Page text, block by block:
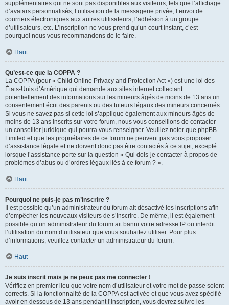
supplémentaires qui ne sont pas disponibles aux visiteurs, tels que l’affichage
d’avatars personnalisés, l’utilisation de la messagerie privée, l’envoi de
courriers électroniques aux autres utilisateurs, l’adhésion à un groupe
d’utilisateurs, etc. L’inscription ne vous prend qu’un court instant, c’est
pourquoi nous vous recommandons de le faire.
Haut
Qu’est-ce que la COPPA ?
La COPPA (pour « Child Online Privacy and Protection Act ») est une loi des
États-Unis d’Amérique qui demande aux sites internet collectant
potentiellement des informations sur les mineurs âgés de moins de 13 ans un
consentement écrit des parents ou des tuteurs légaux des mineurs concernés.
Si vous ne savez pas si cette loi s’applique également aux mineurs âgés de
moins de 13 ans inscrits sur votre forum, nous vous conseillons de contacter
un conseiller juridique qui pourra vous renseigner. Veuillez noter que phpBB
Limited et que les propriétaires de ce forum ne peuvent pas vous proposer
d’assistance légale et ne doivent donc pas être contactés à ce sujet, excepté
lorsque l’assistance porte sur la question « Qui dois-je contacter à propos de
problèmes d’abus ou d’ordres légaux liés à ce forum ? ».
Haut
Pourquoi ne puis-je pas m’inscrire ?
Il est possible qu’un administrateur du forum ait désactivé les inscriptions afin
d’empêcher les nouveaux visiteurs de s’inscrire. De même, il est également
possible qu’un administrateur du forum ait banni votre adresse IP ou interdit
l’utilisation du nom d’utilisateur que vous souhaitez utiliser. Pour plus
d’informations, veuillez contacter un administrateur du forum.
Haut
Je suis inscrit mais je ne peux pas me connecter !
Vérifiez en premier lieu que votre nom d’utilisateur et votre mot de passe soient
corrects. Si la fonctionnalité de la COPPA est activée et que vous avez spécifié
avoir en dessous de 13 ans pendant l’inscription, vous devrez suivre les